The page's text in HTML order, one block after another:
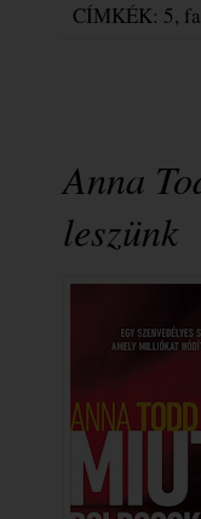
CÍMKÉK: 5,
Anna
leszünk